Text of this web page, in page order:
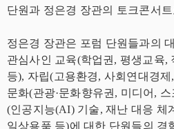
단원과 정은경 장관의 토크콘서
정은경 장관은 포럼 단원들과의
관심사인 교육(학업권, 평생교육,
등), 자립(고용환경, 사회연대경
문화(관광·문화향유권, 미디어,
(인공지능(AI) 기술, 재난 대응 체
일상용품 등)에 대한 단원들의 경